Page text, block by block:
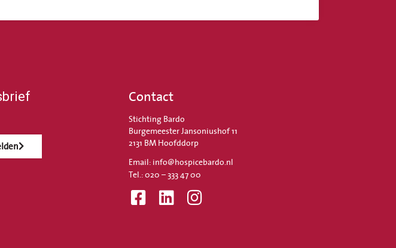
Contact
Stichting Bardo
Burgemeester Jansoniushof 11
2131 BM Hoofddorp
Email: info@hospicebardo.nl
Tel.: 020 – 333 47 00